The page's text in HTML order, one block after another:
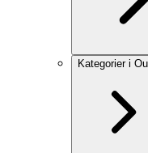
Kategorier i